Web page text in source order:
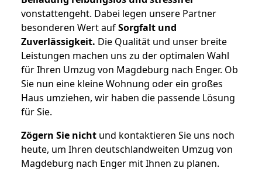
vonstattengeht. Dabei legen unsere Partner
besonderen Wert aufSorgfalt und
Zuverlässigkeit. Die Qualität und unser breite
Leistungen machen uns zu der optimalen Wahl
für Ihren Umzug von Magdeburg nach Enger. Ob
Sie nun eine kleine Wohnung oder ein großes
Haus umziehen, wir haben die passende Lösung
für Sie.
Zögern Sie nicht und kontaktieren Sie uns noch
heute, um Ihren deutschlandweiten Umzug von
Magdeburg nach Enger mit Ihnen zu planen.